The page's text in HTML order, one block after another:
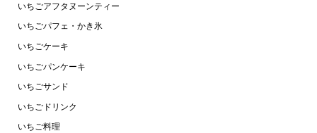
いちごアフタヌーンティー
いちごパフェ・かき氷
いちごケーキ
いちごパンケーキ
いちごサンド
いちごドリンク
いちご料理